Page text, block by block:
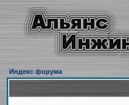
Индекс форума